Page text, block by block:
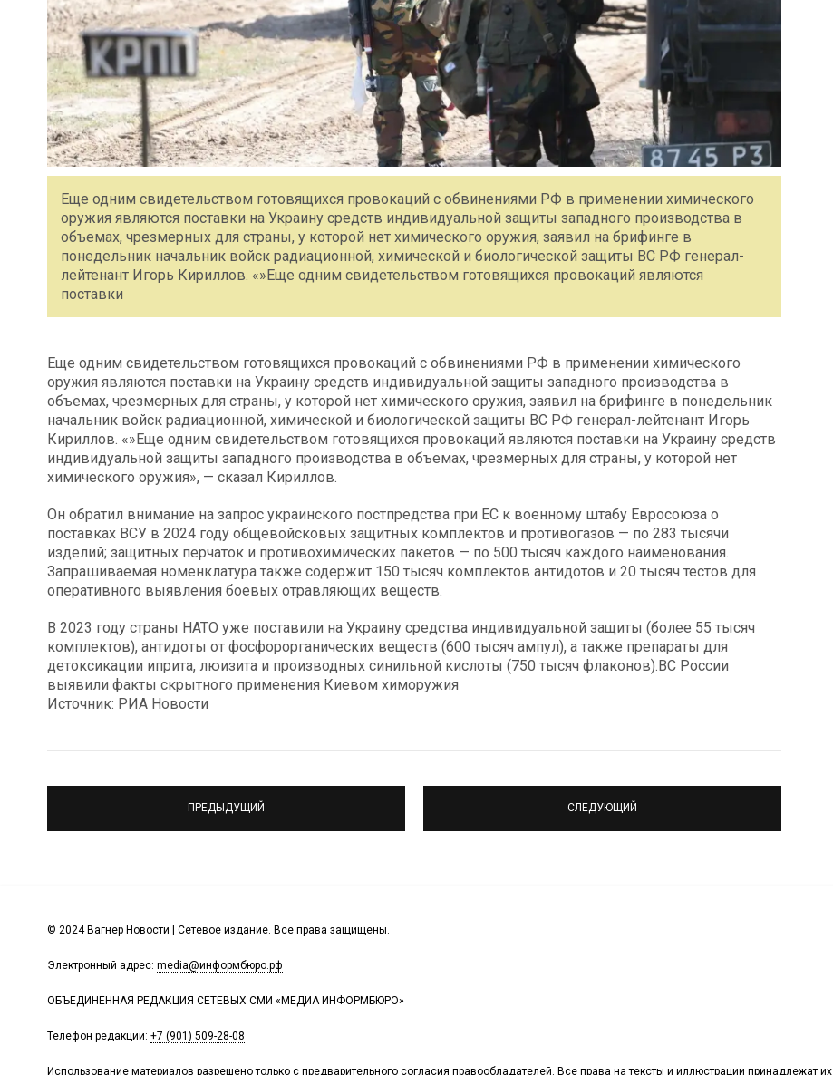
Еще одним свидетельством готовящихся провокаций с обвинениями РФ в применении химического
оружия являются поставки на Украину средств индивидуальной защиты западного производства в
объемах, чрезмерных для страны, у которой нет химического оружия, заявил на брифинге в
понедельник начальник войск радиационной, химической и биологической защиты ВС РФ генерал-
лейтенант Игорь Кириллов. «»Еще одним свидетельством готовящихся провокаций являются
поставки
Еще одним свидетельством готовящихся провокаций с обвинениями РФ в применении химического
оружия являются поставки на Украину средств индивидуальной защиты западного производства в
объемах, чрезмерных для страны, у которой нет химического оружия, заявил на брифинге в понедельник
начальник войск радиационной, химической и биологической защиты ВС РФ генерал-лейтенант Игорь
Кириллов. «»Еще одним свидетельством готовящихся провокаций являются поставки на Украину средств
индивидуальной защиты западного производства в объемах, чрезмерных для страны, у которой нет
химического оружия», — сказал Кириллов.
Он обратил внимание на запрос украинского постпредства при ЕС к военному штабу Евросоюза о
поставках ВСУ в 2024 году общевойсковых защитных комплектов и противогазов — по 283 тысячи
изделий; защитных перчаток и противохимических пакетов — по 500 тысяч каждого наименования.
Запрашиваемая номенклатура также содержит 150 тысяч комплектов антидотов и 20 тысяч тестов для
оперативного выявления боевых отравляющих веществ.
В 2023 году страны НАТО уже поставили на Украину средства индивидуальной защиты (более 55 тысяч
комплектов), антидоты от фосфорорганических веществ (600 тысяч ампул), а также препараты для
детоксикации иприта, люизита и производных синильной кислоты (750 тысяч флаконов).ВС России
выявили факты скрытного применения Киевом химоружия
Источник: РИА Новости
ПРЕДЫДУЩИЙ СЛЕДУЮЩИЙ
© 2024 Вагнер Новости | Сетевое издание. Все права защищены.
Электронный адрес: media@информбюро.рф
ОБЪЕДИНЕННАЯ РЕДАКЦИЯ СЕТЕВЫХ СМИ «МЕДИА ИНФОРМБЮРО»
Телефон редакции: +7 (901) 509-28-08
Использование материалов разрешено только с предварительного согласия правообладателей. Все права на тексты и иллюстрации принадлежат их